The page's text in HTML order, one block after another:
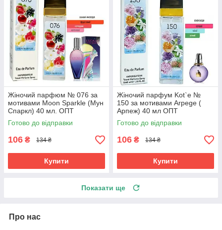
Жіночий парфюм № 076 за
мотивами Moon Sparkle (Мун
Спаркл) 40 мл. ОПТ
Готово до відправки
106 ₴ 134 ₴
Купити
Жіночий парфум Kot`e №
150 за мотивами Arpege (
Арпеж) 40 мл ОПТ
Готово до відправки
106 ₴ 134 ₴
Купити
Показати ще
Про нас